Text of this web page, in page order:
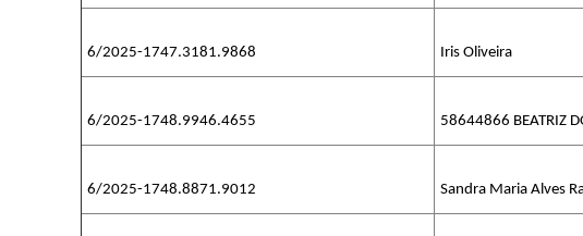
6/2025-1747.3181.9868 Iris Oliveira
6/2025-1748.9946.4655 58644866 BEATRIZ
6/2025-1748.8871.9012 Sandra Maria Alves